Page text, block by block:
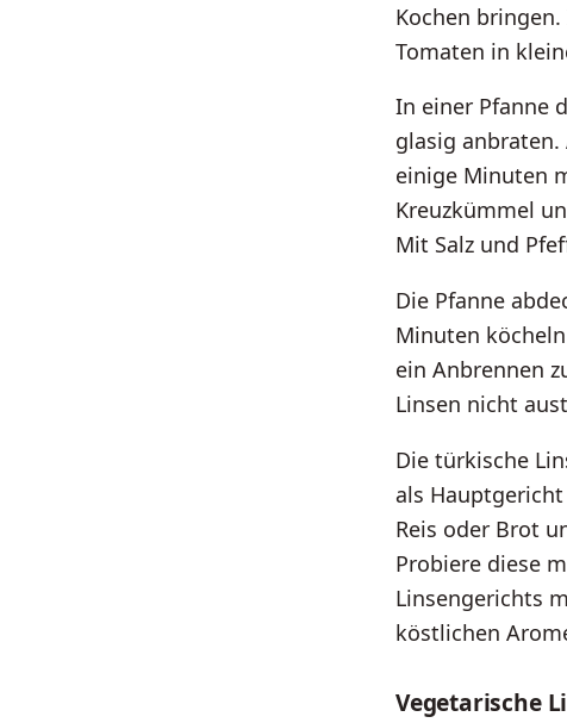
Kochen
Tomaten in
In einer Pfanne
glasig
einige Minuten
Kreuzkümmel
Mit Salz und
Die Pfanne
Minuten
ein Anbrennen
Linsen nicht
Die türkische
als
Reis oder Brot
Probiere diese
Linsengerichts
köstlichen
Vegetarische